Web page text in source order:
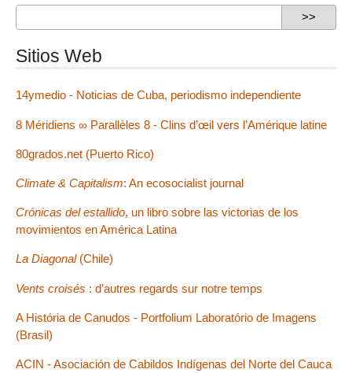
Sitios Web
14ymedio - Noticias de Cuba, periodismo independiente
8 Méridiens ∞ Parallèles 8 - Clins d’œil vers l’Amérique latine
80grados.net (Puerto Rico)
Climate & Capitalism: An ecosocialist journal
Crónicas del estallido, un libro sobre las victorias de los
movimientos en América Latina
La Diagonal(Chile)
Vents croisés : d’autres regards sur notre temps
A História de Canudos - Portfolium Laboratório de Imagens
(Brasil)
ACIN - Asociación de Cabildos Indígenas del Norte del Cauca